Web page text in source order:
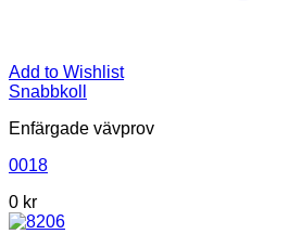
Add to Wishlist
Snabbkoll
Enfärgade vävprov
0018
0 kr